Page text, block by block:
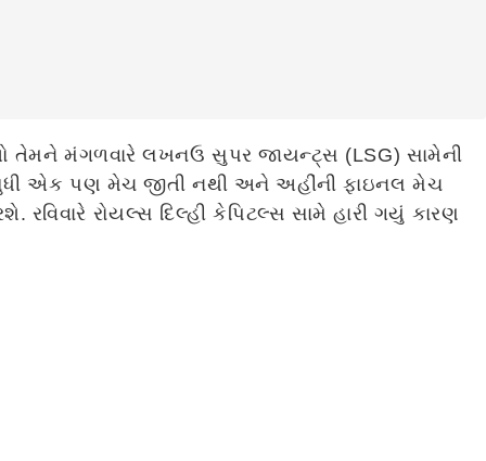
તેમને મંગળવારે લખનઉ સુપર જાયન્ટ્સ (LSG) સામેની
સુધી એક પણ મેચ જીતી નથી અને અહીંની ફાઇનલ મેચ
રોયલ્સ દિલ્હી કેપિટલ્સ સામે હારી ગયું કારણ